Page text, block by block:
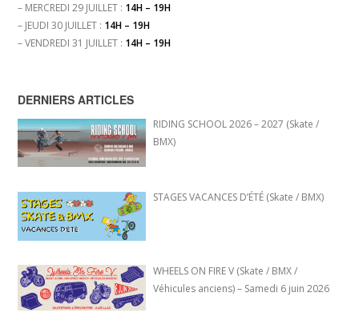
– MERCREDI 29 JUILLET : 14H – 19H
– JEUDI 30 JUILLET : 14H – 19H
– VENDREDI 31 JUILLET : 14H – 19H
DERNIERS ARTICLES
RIDING SCHOOL 2026 – 2027 (Skate /
BMX)
STAGES VACANCES D’ÉTÉ (Skate / BMX)
WHEELS ON FIRE V (Skate / BMX /
Véhicules anciens) – Samedi 6 juin 2026